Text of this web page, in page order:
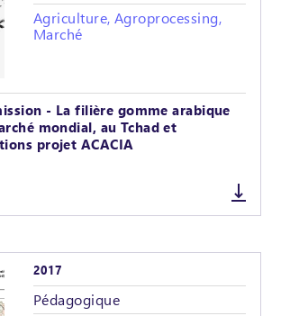
Agriculture, Agroprocessing,
Marché
- La filière gomme arabique
mondial, au Tchad et
projet ACACIA
2017
Pédagogique